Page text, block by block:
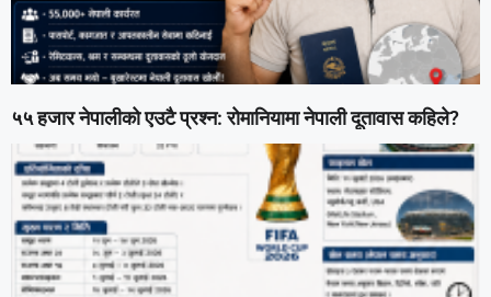
५५ हजार नेपालीको एउटै प्रश्न: रोमानियामा नेपाली दूतावास कहिले?